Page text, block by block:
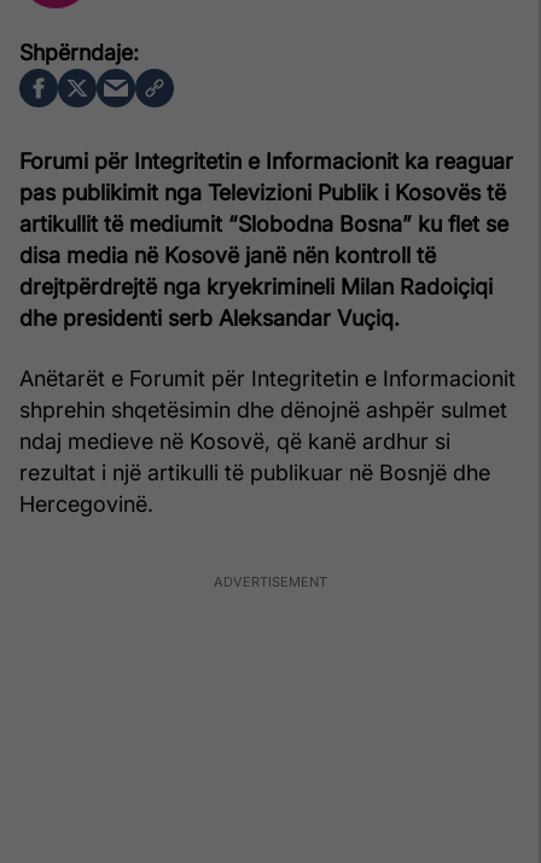
Forumi për Integritetin e Informacionit ka reaguar
pas publikimit nga Televizioni Publik i Kosovës të
artikullit të mediumit “Slobodna Bosna” ku flet se
disa media në Kosovë janë nën kontroll të
drejtpërdrejtë nga kryekrimineli Milan Radoiçiqi
dhe presidenti serb Aleksandar Vuçiq.
Anëtarët e Forumit për Integritetin e Informacionit
shprehin shqetësimin dhe dënojnë ashpër sulmet
ndaj medieve në Kosovë, që kanë ardhur si
rezultat i një artikulli të publikuar në Bosnjë dhe
Hercegovinë.